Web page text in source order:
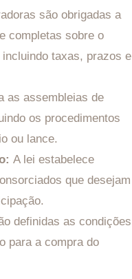
são obrigadas a
completas sobre o
taxas, prazos e
as assembleias de
os procedimentos
ou lance.
A lei estabelece
que desejam
definidas as condições
para a compra do